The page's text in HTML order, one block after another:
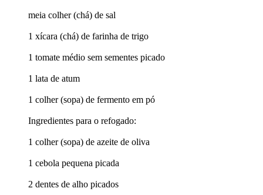
meia colher (chá) de sal
1 xícara (chá) de farinha de trigo
1 tomate médio sem sementes picado
1 lata de atum
1 colher (sopa) de fermento em pó
Ingredientes para o refogado:
1 colher (sopa) de azeite de oliva
1 cebola pequena picada
2 dentes de alho picados